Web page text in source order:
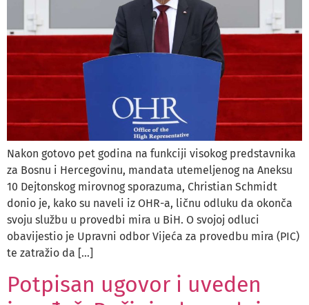
Nakon gotovo pet godina na funkciji visokog predstavnika
za Bosnu i Hercegovinu, mandata utemeljenog na Aneksu
10 Dejtonskog mirovnog sporazuma, Christian Schmidt
donio je, kako su naveli iz OHR-a, ličnu odluku da okonča
svoju službu u provedbi mira u BiH. O svojoj odluci
obavijestio je Upravni odbor Vijeća za provedbu mira (PIC)
te zatražio da […]
Potpisan ugovor i uveden